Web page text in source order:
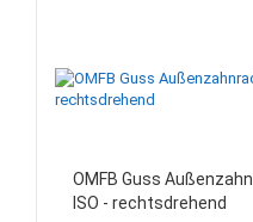
OMFB Guss
ISO - rechtsdrehend